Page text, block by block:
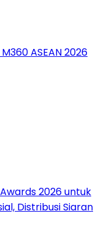
ASEAN 2026
2026 untuk
Distribusi Siaran